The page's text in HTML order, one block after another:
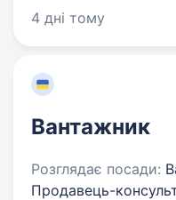
4 дні тому
Вантажник
Розглядає посади:
Продавець-